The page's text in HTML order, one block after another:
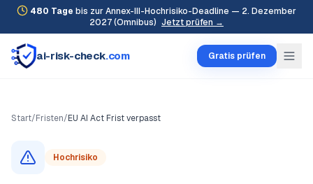
480 Tage bis zur Annex-III-Hochrisiko-Deadline — 2. Dezember
2027 (Omnibus) Jetzt prüfen →
ai-risk-check.com Gratis prüfen
Start/Fristen/EU AI Act Frist verpasst
Hochrisiko